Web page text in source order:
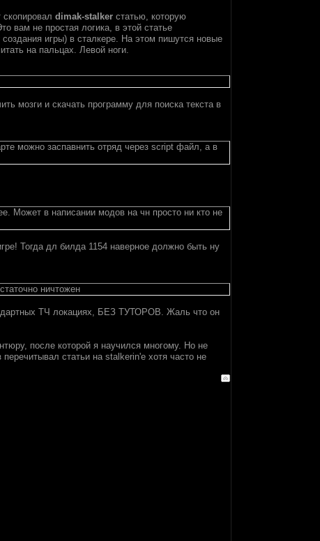
dimak-stalker статью, которую
не простая логика, в этой статье
игры) в сталкере. На этом пишутся новые
на пальцах. Левой ноги.
мозги и скачать программу для поиска текста в
можно заспавнить отряд через script файл, а в
Может в написании модов на чн просто ни кто не
Тогда дл билда 1154 наверное должно быть ну
ничтожен
ТЧ локациях, БЕЗ ТУТОРОВ. Жаль что он
после которой я научился многому. Но не
статьи на stalkerin'e хотя часто не